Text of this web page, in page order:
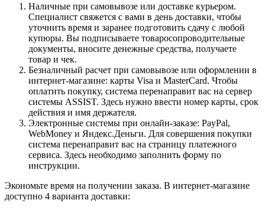
Наличные при самовывозе или доставке курьером.
Специалист свяжется с вами в день доставки, чтобы
уточнить время и заранее подготовить сдачу с любой
купюры. Вы подписываете товаросопроводительные
документы, вносите денежные средства, получаете
товар и чек.
Безналичный расчет при самовывозе или оформлении в
интернет-магазине: карты Visa и MasterCard. Чтобы
оплатить покупку, система перенаправит вас на сервер
системы ASSIST. Здесь нужно ввести номер карты, срок
действия и имя держателя.
Электронные системы при онлайн-заказе: PayPal,
WebMoney и Яндекс.Деньги. Для совершения покупки
система перенаправит вас на страницу платежного
сервиса. Здесь необходимо заполнить форму по
инструкции.
Экономьте время на получении заказа. В интернет-магазине
доступно 4 варианта доставки: